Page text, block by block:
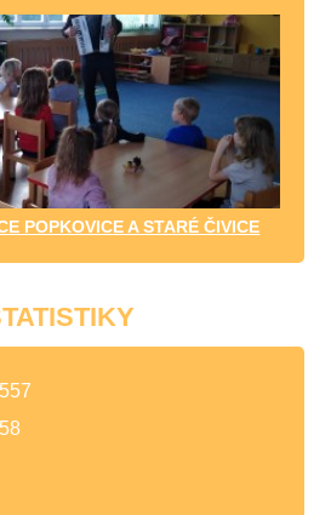
POPKOVICE A STARÉ ČIVICE